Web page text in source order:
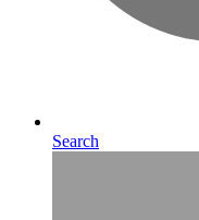
Search